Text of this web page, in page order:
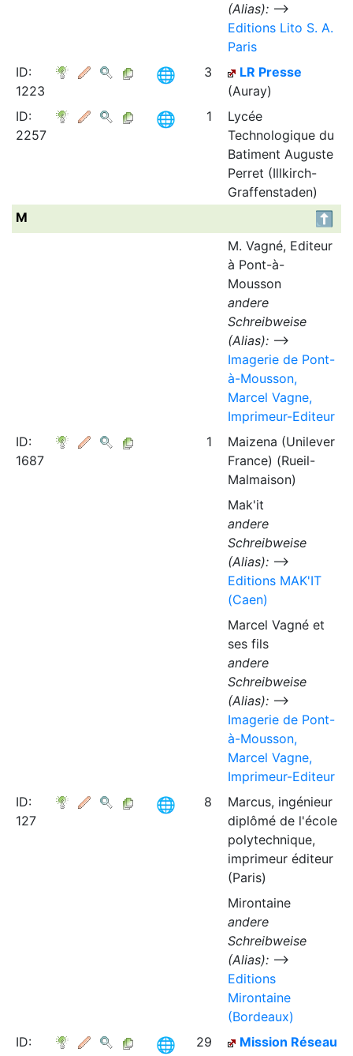
(Alias):⟶
Editions Lito S. A.
Paris
ID:
1223
3
LR Presse
(Auray)
ID:
2257
1
Lycée
Technologique du
Batiment Auguste
Perret (Illkirch-
Graffenstaden)
M
M. Vagné, Editeur
à Pont-à-
Mousson
andere
Schreibweise
(Alias):⟶
Imagerie de Pont-
à-Mousson,
Marcel Vagne,
Imprimeur-Editeur
ID:
1687
1
Maizena (Unilever
France) (Rueil-
Malmaison)
Mak'it
andere
Schreibweise
(Alias):⟶
Editions MAK'IT
(Caen)
Marcel Vagné et
ses fils
andere
Schreibweise
(Alias):⟶
Imagerie de Pont-
à-Mousson,
Marcel Vagne,
Imprimeur-Editeur
ID:
127
8
Marcus, ingénieur
diplômé de l'école
polytechnique,
imprimeur éditeur
(Paris)
Mirontaine
andere
Schreibweise
(Alias):⟶
Editions
Mirontaine
(Bordeaux)
ID:
29
Mission Réseau